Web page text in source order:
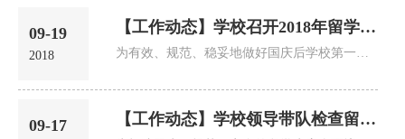
09-19
2018
【工作动态】学校召开2018年留学生入学安排工作会
09-17 【工作动态】学校领导带队检查留学生宿舍准备情况